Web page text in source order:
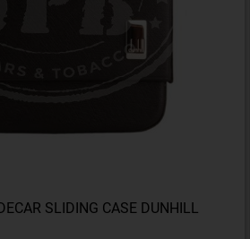
SLIDING CASE DUNHILL